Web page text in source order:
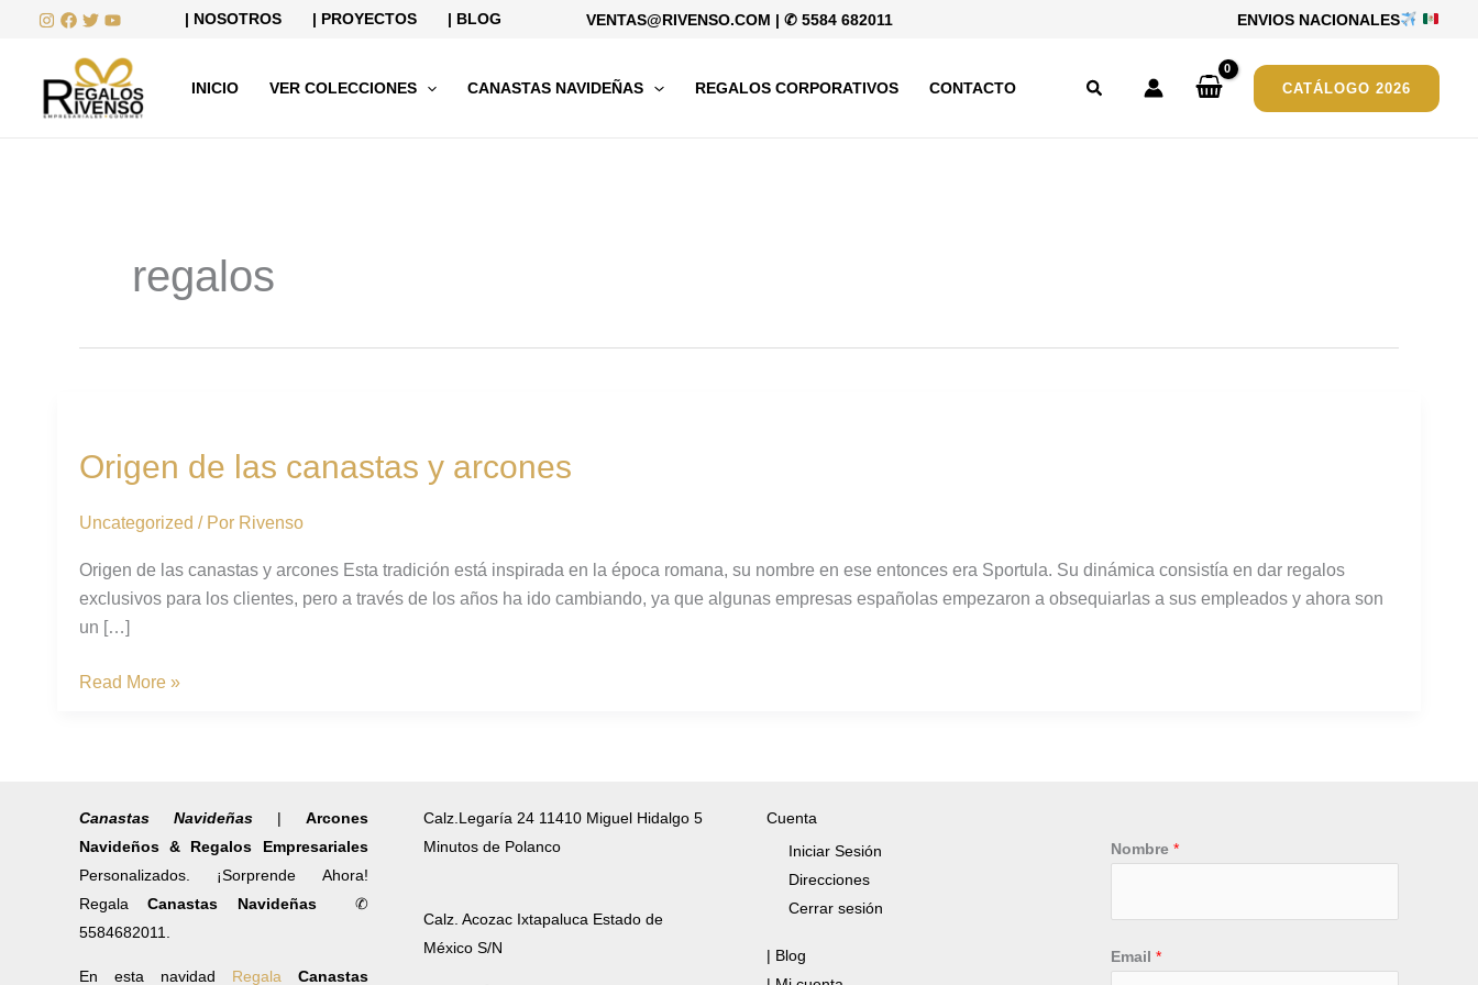
contenido
| NOSOTROS | PROYECTOS | BLOG VENTAS@RIVENSO.COM | ✆ 5584 682011 ENVIOS NACIONALES
INICIO VER COLECCIONES CANASTAS NAVIDEÑAS REGALOS CORPORATIVOS CONTACTO Buscar CATÁLOGO 2026
regalos
Origen de las canastas y arcones
Uncategorized / Por Rivenso
Origen de las canastas y arcones Esta tradición está inspirada en la época romana, su nombre en ese entonces era Sportula. Su dinámica consistía en dar regalos
exclusivos para los clientes, pero a través de los años ha ido cambiando, ya que algunas empresas españolas empezaron a obsequiarlas a sus empleados y ahora son
un […]
las
canastas
y
Read More »
Canastas Navideñas| Arcones
Navideños & Regalos Empresariales
Personalizados. ¡Sorprende Ahora!
RegalaCanastas Navideñas✆
5584682011.
En esta navidad Regala Canastas
Calz.Legaría 24 11410 Miguel Hidalgo 5
Minutos de Polanco
Calz. Acozac Ixtapaluca Estado de
México S/N
Cuenta
Iniciar Sesión
Direcciones
Cerrar sesión
| Blog
Nombre *
Email *